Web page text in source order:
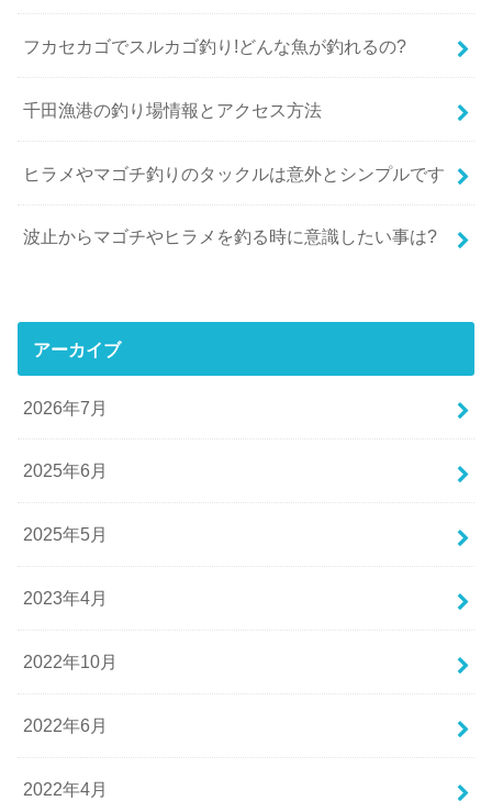
フカセカゴでスルカゴ釣り!どんな魚が釣れるの?
千田漁港の釣り場情報とアクセス方法
ヒラメやマゴチ釣りのタックルは意外とシンプルです
波止からマゴチやヒラメを釣る時に意識したい事は?
アーカイブ
2026年7月
2025年6月
2025年5月
2023年4月
2022年10月
2022年6月
2022年4月